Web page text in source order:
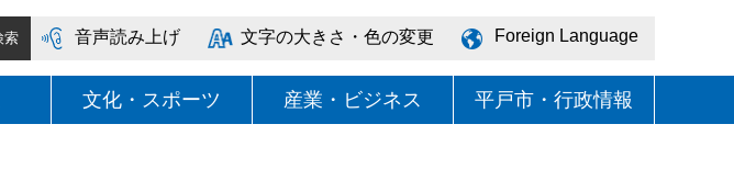
音声読み上げ 文字の大きさ・色の変更 Foreign Language
文化・スポーツ 産業・ビジネス 平戸市・行政情報